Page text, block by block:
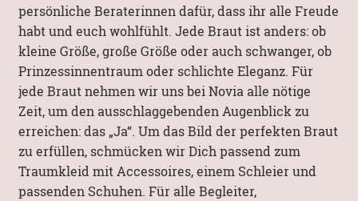
persönliche Beraterinnen dafür, dass ihr alle Freude
habt und euch wohlfühlt. Jede Braut ist anders: ob
kleine Größe, große Größe oder auch schwanger, ob
Prinzessinnentraum oder schlichte Eleganz. Für
jede Braut nehmen wir uns bei Novia alle nötige
Zeit, um den ausschlaggebenden Augenblick zu
erreichen: das „Ja“. Um das Bild der perfekten Braut
zu erfüllen, schmücken wir Dich passend zum
Traumkleid mit Accessoires, einem Schleier und
passenden Schuhen. Für alle Begleiter,